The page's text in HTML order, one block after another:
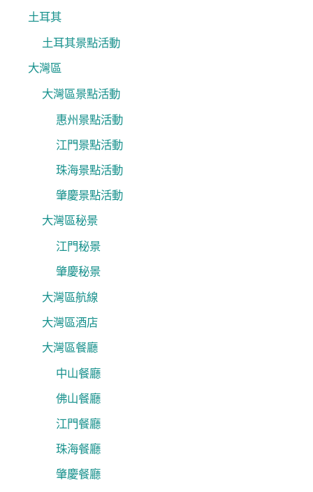
土耳其
土耳其景點活動
大灣區
大灣區景點活動
惠州景點活動
江門景點活動
珠海景點活動
肇慶景點活動
大灣區秘景
江門秘景
肇慶秘景
大灣區航線
大灣區酒店
大灣區餐廳
中山餐廳
佛山餐廳
江門餐廳
珠海餐廳
肇慶餐廳